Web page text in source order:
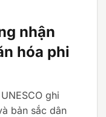
nhận
hóa phi
ghi
bản sắc dân